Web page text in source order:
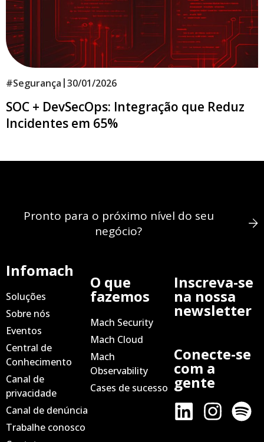
#Segurança |30/01/2026
SOC + DevSecOps: Integração que Reduz
Incidentes em 65%
Pronto para o próximo nível do seu
negócio?
Infomach
Soluções
Sobre nós
Eventos
Central de
Conhecimento
Canal de
privacidade
Canal de denúncia
Trabalhe conosco
O que
fazemos
Mach Security
Mach Cloud
Mach
Observability
Cases de sucesso
Inscreva-se
na nossa
newsletter
Conecte-se
com a
gente